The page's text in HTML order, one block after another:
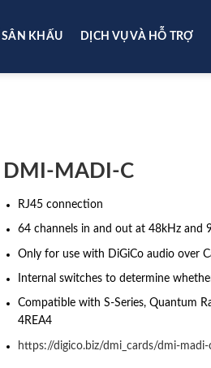
SÂN KHẤU DỊCH VỤ VÀ HỖ TRỢ
DMI-MADI-C
RJ45 connection
64 channels in and out at 48kHz and
Only for use with DiGiCo audio over
Internal switches to determine
Compatible with S-Series, Quantum
4REA4
https://digico.biz/dmi_cards/dmi-